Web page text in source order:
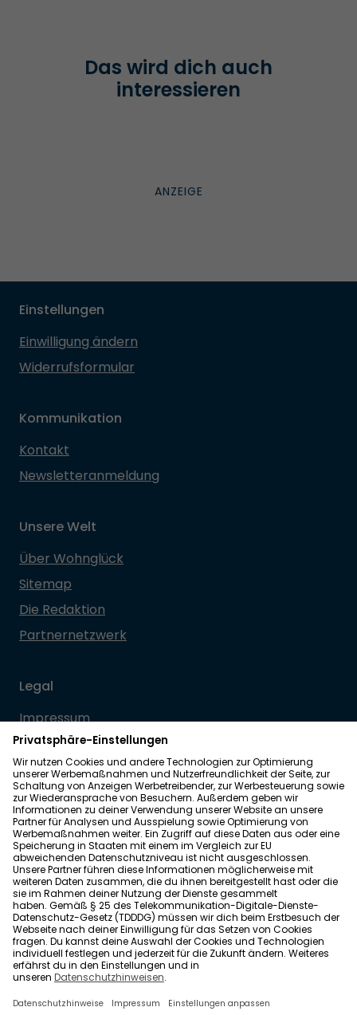
Das wird dich auch
interessieren
Einstellungen
Einwilligung ändern
Widerrufsformular
Kommunikation
Kontakt
Newsletteranmeldung
Unsere Welt
Über Wohnglück
Sitemap
Die Redaktion
Partnernetzwerk
Legal
Impressum
Datenschutz
Allgemeine Geschäftsbedingungen
Barrierefreiheit
Wohnglück folgen